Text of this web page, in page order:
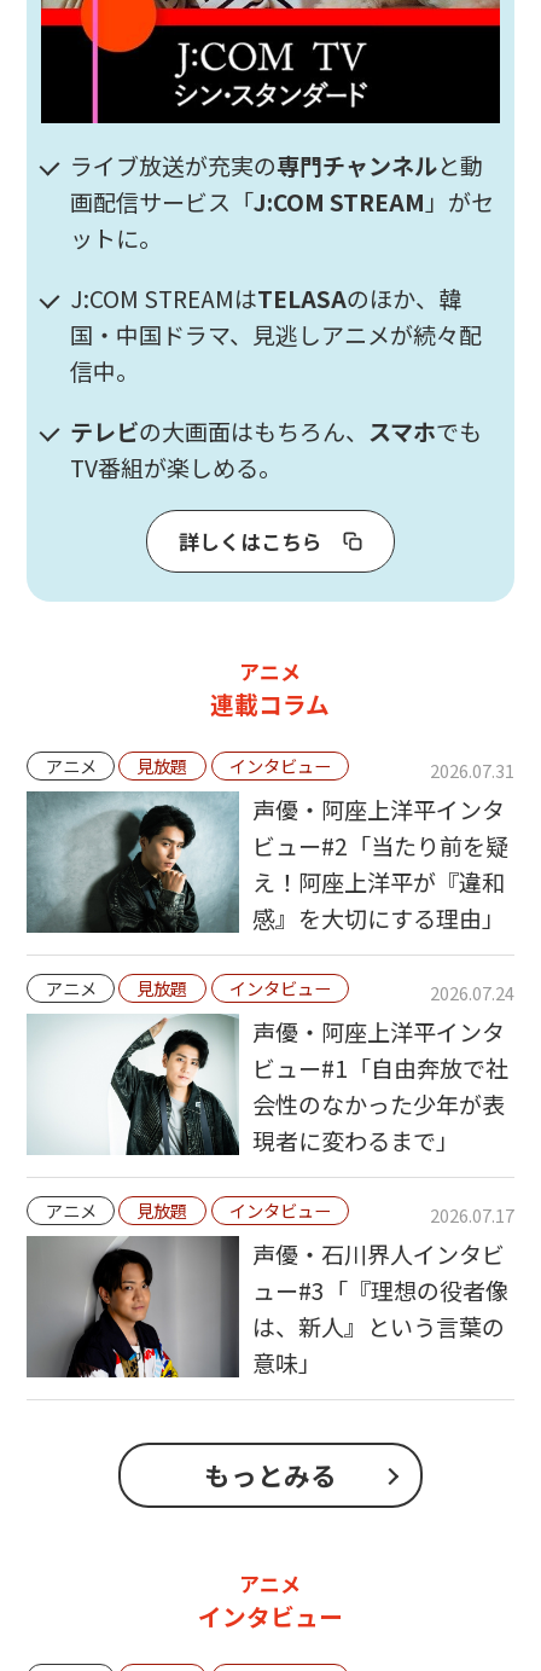
ライブ放送が充実の専門チャンネルと動
画配信サービス「J:COM STREAM 」がセ
ットに。
J:COM STREAMはTELASAのほか、韓
国・中国ドラマ、見逃しアニメが続々配
信中。
テレビの大画面はもちろん、 スマホでも
TV番組が楽しめる。
詳しくはこちら
アニメ
連載コラム
アニメ 見放題 インタビュー 2026.07.31
声優・阿座上洋平インタ
ビュー#2「当たり前を疑
え！阿座上洋平が『違和
感』を大切にする理由」
アニメ 見放題 インタビュー 2026.07.24
声優・阿座上洋平インタ
ビュー#1「自由奔放で社
会性のなかった少年が表
現者に変わるまで」
アニメ 見放題 インタビュー 2026.07.17
声優・石川界人インタビ
ュー#3「『理想の役者像
は、新人』という言葉の
意味」
もっとみる
アニメ
インタビュー